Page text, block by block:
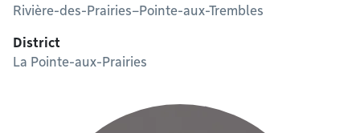
Rivière-des-Prairies–Pointe-aux-Trembles
District
La Pointe-aux-Prairies